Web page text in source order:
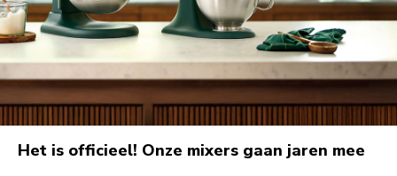
Het is officieel! Onze mixers gaan jaren mee